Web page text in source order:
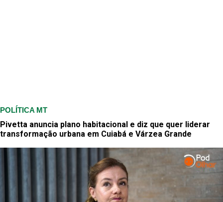
POLÍTICA MT
Pivetta anuncia plano habitacional e diz que quer liderar
transformação urbana em Cuiabá e Várzea Grande